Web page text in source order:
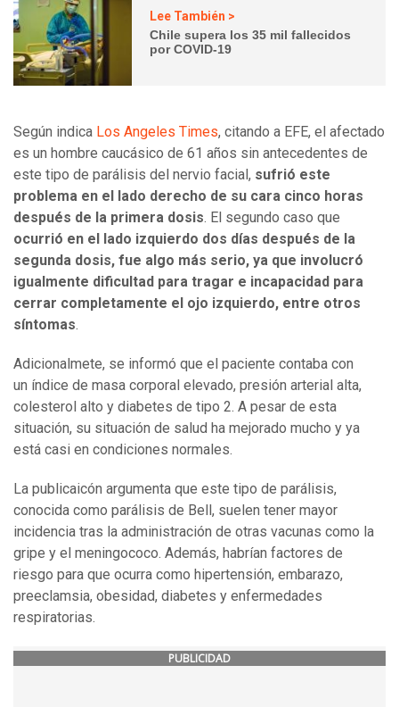
Lee También >
Chile supera los 35 mil fallecidos
por COVID-19
Según indica Los Angeles Times, citando a EFE, el afectado
es un hombre caucásico de 61 años sin antecedentes de
este tipo de parálisis del nervio facial, sufrió este
problema en el lado derecho de su cara cinco horas
después de la primera dosis. El segundo caso que
ocurrió en el lado izquierdo dos días después de la
segunda dosis, fue algo más serio, ya que involucró
igualmente dificultad para tragar e incapacidad para
cerrar completamente el ojo izquierdo, entre otros
síntomas.
Adicionalmete, se informó que el paciente contaba con
un índice de masa corporal elevado, presión arterial alta,
colesterol alto y diabetes de tipo 2. A pesar de esta
situación, su situación de salud ha mejorado mucho y ya
está casi en condiciones normales.
La publicaicón argumenta que este tipo de parálisis,
conocida como parálisis de Bell, suelen tener mayor
incidencia tras la administración de otras vacunas como la
gripe y el meningococo. Además, habrían factores de
riesgo para que ocurra como hipertensión, embarazo,
preeclamsia, obesidad, diabetes y enfermedades
respiratorias.
PUBLICIDAD